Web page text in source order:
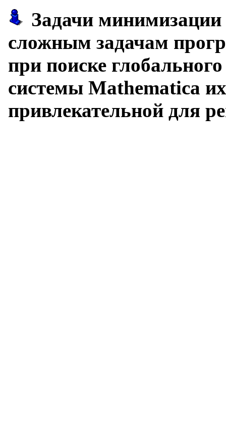
Задачи минимизации
сложным задачам
при поиске
системы Mathematica
привлекательной для